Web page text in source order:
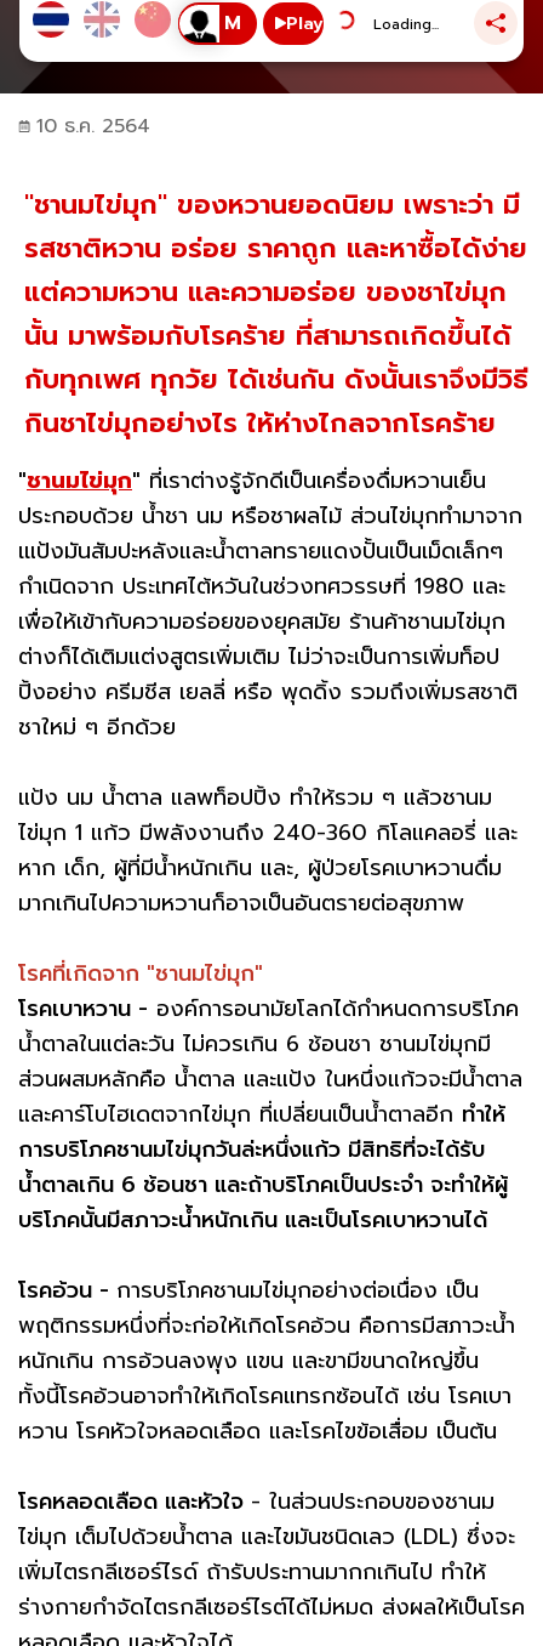
Play Loading...
10 ธ.ค. 2564
"ชานมไข่มุก" ของหวานยอดนิยม เพราะว่า มี
รสชาติหวาน อร่อย ราคาถูก และหาซื้อได้ง่าย
แต่ความหวาน และความอร่อย ของชาไข่มุก
นั้น มาพร้อมกับโรคร้าย ที่สามารถเกิดขึ้นได้
กับทุกเพศ ทุกวัย ได้เช่นกัน ดังนั้นเราจึงมีวิธี
กินชาไข่มุกอย่างไร ให้ห่างไกลจากโรคร้าย
"ชานมไข่มุก" ที่เราต่างรู้จักดีเป็นเครื่องดื่มหวานเย็น
ประกอบด้วย น้ำชา นม หรือชาผลไม้ ส่วนไข่มุกทำมาจาก
เแป้งมันสัมปะหลังและน้ำตาลทรายแดงปั้นเป็นเม็ดเล็กๆ
กำเนิดจาก ประเทศไต้หวันในช่วงทศวรรษที่ 1980 และ
เพื่อให้เข้ากับความอร่อยของยุคสมัย ร้านค้าชานมไข่มุก
ต่างก็ได้เติมแต่งสูตรเพิ่มเติม ไม่ว่าจะเป็นการเพิ่มท็อป
ปิ้งอย่าง ครีมชีส เยลลี่ หรือ พุดดิ้ง รวมถึงเพิ่มรสชาติ
ชาใหม่ ๆ อีกด้วย
แป้ง นม น้ำตาล แลพท็อปปิ้ง ทำให้รวม ๆ แล้วชานม
ไข่มุก 1 แก้ว มีพลังงานถึง 240-360 กิโลแคลอรี่ และ
หาก เด็ก, ผู้ที่มีน้ำหนักเกิน และ, ผู้ป่วยโรคเบาหวานดื่ม
มากเกินไปความหวานก็อาจเป็นอันตรายต่อสุขภาพ
โรคที่เกิดจาก "ชานมไข่มุก"
โรคเบาหวาน - องค์การอนามัยโลกได้กำหนดการบริโภค
น้ำตาลในแต่ละวัน ไม่ควรเกิน 6 ช้อนชา ชานมไข่มุกมี
ส่วนผสมหลักคือ น้ำตาล และแป้ง ในหนึ่งแก้วจะมีน้ำตาล
และคาร์โบไฮเดตจากไข่มุก ที่เปลี่ยนเป็นน้ำตาลอีก ทำให้
การบริโภคชานมไข่มุกวันล่ะหนึ่งแก้ว มีสิทธิที่จะได้รับ
น้ำตาลเกิน 6 ช้อนชา และถ้าบริโภคเป็นประจำ จะทำให้ผู้
บริโภคนั้นมีสภาวะน้ำหนักเกิน และเป็นโรคเบาหวานได้
โรคอ้วน - การบริโภคชานมไข่มุกอย่างต่อเนื่อง เป็น
พฤติกรรมหนึ่งที่จะก่อให้เกิดโรคอ้วน คือการมีสภาวะน้ำ
หนักเกิน การอ้วนลงพุง แขน และขามีขนาดใหญ่ขึ้น
ทั้งนี้โรคอ้วนอาจทำให้เกิดโรคแทรกซ้อนได้ เช่น โรคเบา
หวาน โรคหัวใจหลอดเลือด และโรคไขข้อเสื่อม เป็นต้น
โรคหลอดเลือด และหัวใจ - ในส่วนประกอบของชานม
ไข่มุก เต็มไปด้วยน้ำตาล และไขมันชนิดเลว (LDL) ซึ่งจะ
เพิ่มไตรกลีเซอร์ไรด์ ถ้ารับประทานมากกเกินไป ทำให้
ร่างกายกำจัดไตรกลีเซอร์ไรต์ได้ไม่หมด ส่งผลให้เป็นโรค